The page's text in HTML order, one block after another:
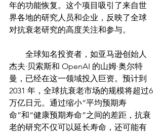
年的功能恢复。这个项目吸引了来自世
界各地的研究人员和企业，反映了全球
对抗衰老研究的高度关注和参与。
杰夫·贝索斯和 OpenAI 的山姆·奥尔特
曼，已经在这一领域投入巨资。预计到
2031 年，全球抗衰老市场的规模将超过6
万亿日元。通过缩小“平均预期寿
命”和“健康预期寿命”之间的差距，抗衰
老的研究不仅可以延长寿命，还可能有